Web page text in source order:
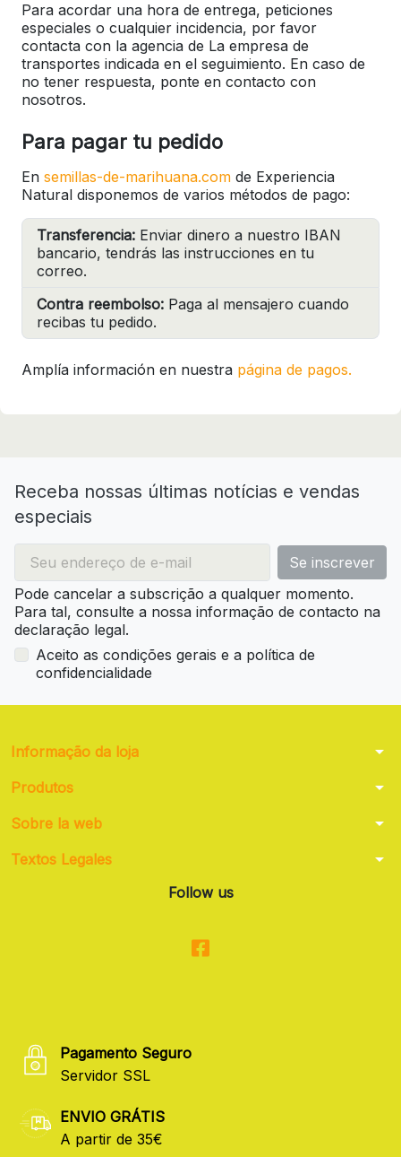
Para acordar una hora de entrega, peticiones
especiales o cualquier incidencia, por favor
contacta con la agencia de La empresa de
transportes indicada en el seguimiento. En caso de
no tener respuesta, ponte en contacto con
nosotros.
Para pagar tu pedido
En semillas-de-marihuana.com de Experiencia
Natural disponemos de varios métodos de pago:
Transferencia: Enviar dinero a nuestro IBAN
bancario, tendrás las instrucciones en tu
correo.
Contra reembolso: Paga al mensajero cuando
recibas tu pedido.
Amplía información en nuestra página de pagos.
Receba nossas últimas notícias e vendas
especiais
Pode cancelar a subscrição a qualquer momento.
Para tal, consulte a nossa informação de contacto na
declaração legal.
Aceito as condições gerais e a política de
confidencialidade
Informação da loja arrow_drop_down
Produtos arrow_drop_down
Sobre la web arrow_drop_down
Textos Legales arrow_drop_down
Follow us
Pagamento Seguro
Servidor SSL
ENVIO GRÁTIS
A partir de 35€